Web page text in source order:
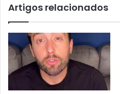
Artigos relacionados